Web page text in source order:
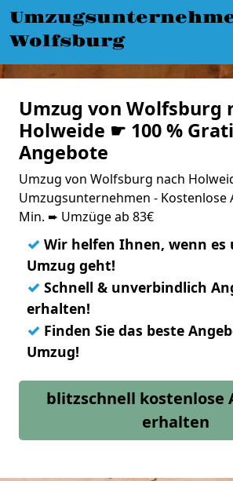
Wolfsburg
Umzug von Wolfsburg
Holweide ☛ 100 %
Angebote
Umzug von Wolfsburg nach
Umzugsunternehmen - Kostenlose
Min. ➨ Umzüge ab 83€
✓ Wir helfen Ihnen, wenn es
Umzug geht!
✓ Schnell & unverbindlich
erhalten!
✓ Finden Sie das beste
Umzug!
blitzschnell kostenlose
erhalten